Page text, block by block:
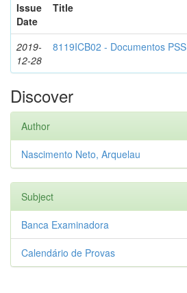
Issue
Date
Title
2019-
12-28
8119ICB02 - Documentos PSS
Discover
Author
Nascimento Neto, Arquelau
Subject
Banca Examinadora
Calendário de Provas